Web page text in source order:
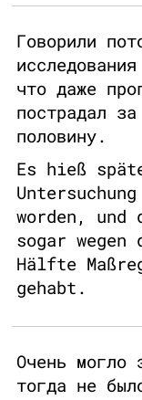
Говорили
что даже
пострадал
половину.
Es hieß
worden,
sogar
Hälfte
gehabt.
Очень могло
тогда не